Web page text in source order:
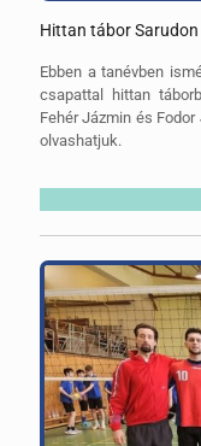
Hittan tábor Sarudon
Ebben a tanévben
csapattal hittan
Fehér Jázmin és
olvashatjuk.